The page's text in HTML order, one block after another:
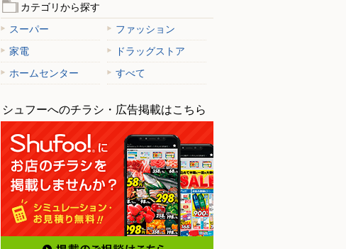
カテゴリから探す
スーパー
ファッション
家電
ドラッグストア
ホームセンター
すべて
シュフーへのチラシ・広告掲載はこちら